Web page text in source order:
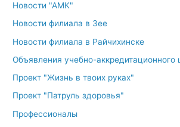
Новости "АМК"
Новости филиала в Зее
Новости филиала в Райчихинске
Объявления учебно-аккредитационного
Проект "Жизнь в твоих руках"
Проект "Патруль здоровья"
Профессионалы